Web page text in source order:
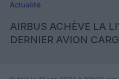
Actualité
AIRBUS ACHÈVE LA
DERNIER AVION